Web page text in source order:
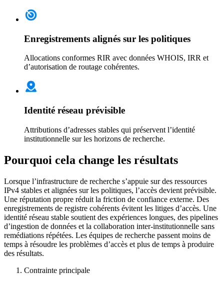
Enregistrements alignés sur les politiques
Allocations conformes RIR avec données WHOIS, IRR et
d’autorisation de routage cohérentes.
Identité réseau prévisible
Attributions d’adresses stables qui préservent l’identité
institutionnelle sur les horizons de recherche.
Pourquoi cela change les résultats
Lorsque l’infrastructure de recherche s’appuie sur des ressources
IPv4 stables et alignées sur les politiques, l’accès devient prévisible.
Une réputation propre réduit la friction de confiance externe. Des
enregistrements de registre cohérents évitent les litiges d’accès. Une
identité réseau stable soutient des expériences longues, des pipelines
d’ingestion de données et la collaboration inter‑institutionnelle sans
remédiations répétées. Les équipes de recherche passent moins de
temps à résoudre les problèmes d’accès et plus de temps à produire
des résultats.
Contrainte principale